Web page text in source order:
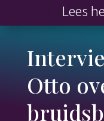
Lees
Otto